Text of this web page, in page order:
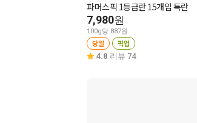
파머스픽 1등급란 15개입 특란
7,980원
100g당 887원
당일 픽업
4.8 리뷰 74